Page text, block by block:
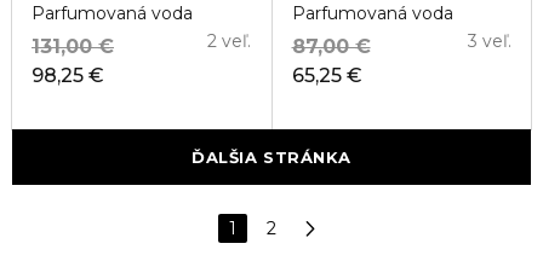
Parfumovaná voda
98,25 €
131,00 € 2 veľ.
Parfumovaná voda
65,25 €
87,00 € 3 veľ.
ĎALŠIA STRÁNKA
1 2